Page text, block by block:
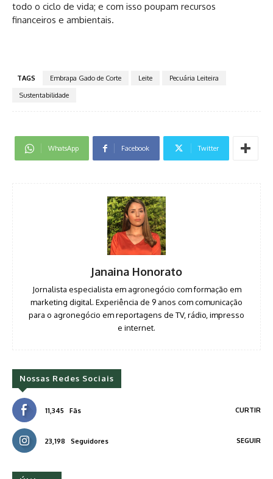
todo o ciclo de vida; e com isso poupam recursos
financeiros e ambientais.
TAGS Embrapa Gado de Corte Leite
Pecuária Leiteira
Sustentabilidade
WhatsApp Facebook Twitter
Janaina Honorato
Jornalista especialista em agronegócio com formação em
marketing digital. Experiência de 9 anos com comunicação
para o agronegócio em reportagens de TV, rádio, impresso
e internet.
Nossas Redes Sociais
11,345 Fãs CURTIR
23,198 Seguidores SEGUIR